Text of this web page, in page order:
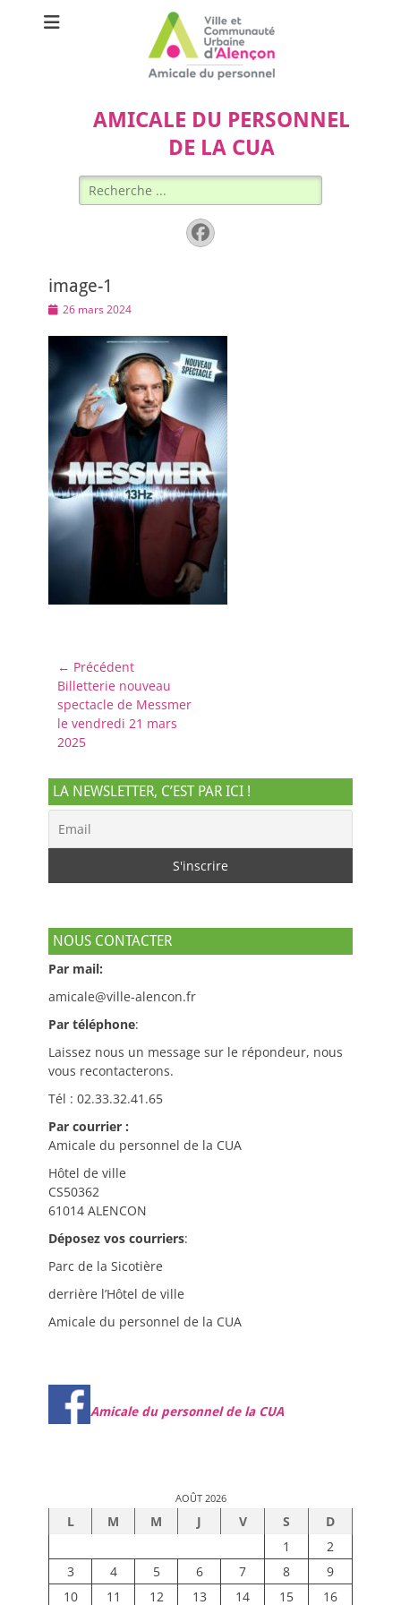
AMICALE DU PERSONNEL
DE LA CUA
Rechercher :
Facebook
image-1
Posted
26 mars 2024
Navigation
de
l’article
← Précédent
Article
précédent :
Billetterie nouveau
spectacle de Messmer
le vendredi 21 mars
2025
LA NEWSLETTER, C’EST PAR ICI !
NOUS CONTACTER
Par mail:
amicale@ville-alencon.fr
Par téléphone:
Laissez nous un message sur le répondeur, nous
vous recontacterons.
Tél : 02.33.32.41.65
Par courrier :
Amicale du personnel de la CUA
Hôtel de ville
CS50362
61014 ALENCON
Déposez vos courriers:
Parc de la Sicotière
derrière l’Hôtel de ville
Amicale du personnel de la CUA
Amicale du personnel de la CUA
AOÛT 2026
L M M J V S
D
1
2
3
4 5 6 7 8
9
10
11 12 13 14 15 16